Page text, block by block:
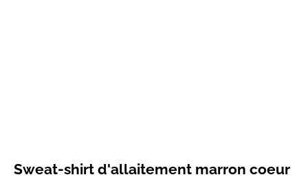
Sweat-shirt d'allaitement marron coeur